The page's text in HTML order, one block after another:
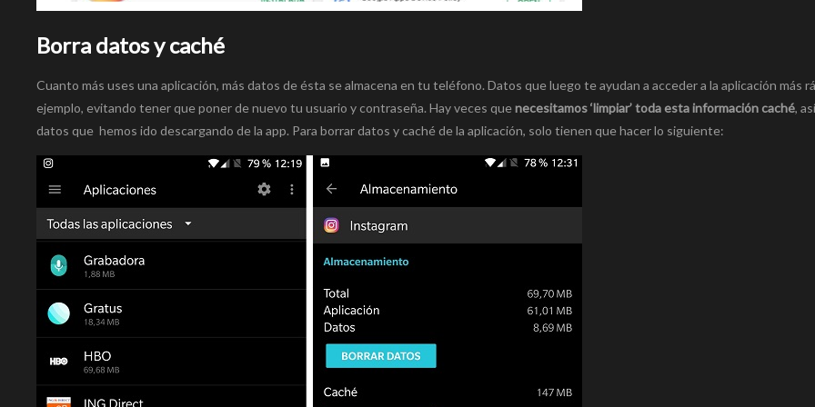
Borra datos y caché
Cuanto más uses una aplicación, más datos de ésta se almacena en tu teléfono. Datos que luego te ayudan a acceder a la aplicación más
ejemplo, evitando tener que poner de nuevo tu usuario y contraseña. Hay veces quenecesitamos ‘limpiar’ toda esta información caché,
datos que hemos ido descargando de la app. Para borrar datos y caché de la aplicación, solo tienen que hacer lo siguiente: